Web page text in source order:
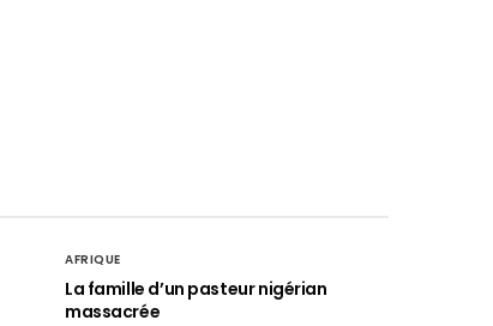
AFRIQUE
La famille d’un pasteur nigérian
massacrée